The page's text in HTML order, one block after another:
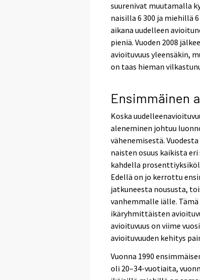
suurenivat muutamalla
naisilla 6 300 ja miehillä
aikana uudelleen
pieniä. Vuoden 2008
avioituvuus yleensäkin,
on taas hieman
Ensimmäinen
Koska
aleneminen johtuu
vähenemisestä.
naisten osuus kaikista
kahdella
Edellä on jo kerrottu
jatkuneesta noususta,
vanhemmalle iälle.
ikäryhmittäisten
avioituvuus on viime
avioituvuuden kehitys
Vuonna 1990
oli 20–34-vuotiaita,